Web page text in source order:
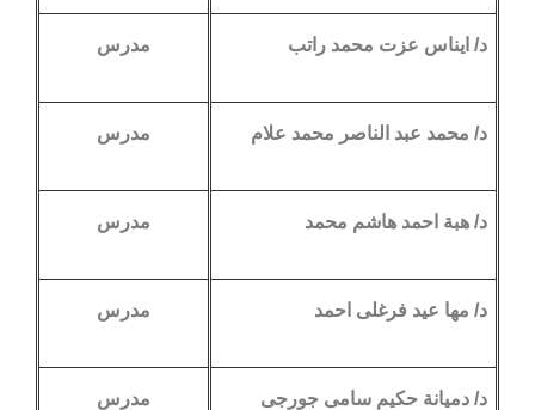
د/ ايناس عزت محمد راتب مدرس
د/ محمد عبد الناصر محمد علام مدرس
د/ هبة احمد هاشم محمد مدرس
د/ مها عيد فرغلى احمد مدرس
د/ دميانة حكيم سامى جورجى مدرس